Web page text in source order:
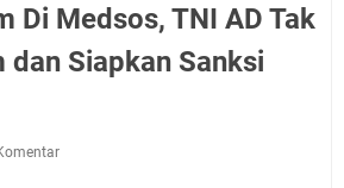
Di Medsos, TNI AD Tak
dan Siapkan Sanksi